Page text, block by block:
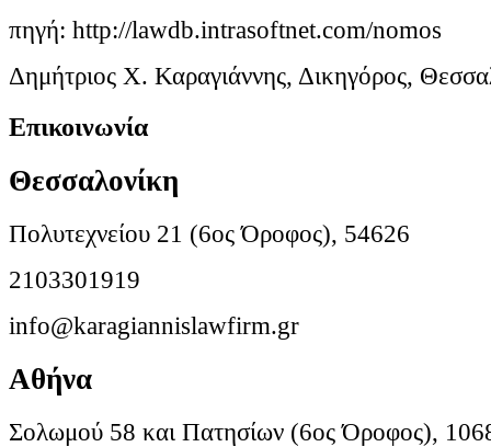
πηγή: http://lawdb.intrasoftnet.com/nomos
Δημήτριος Χ. Καραγιάννης, Δικηγόρος,
Επικοινωνία
Θεσσαλονίκη
Πολυτεχνείου 21 (6ος Όροφος), 54626
2103301919
info@karagiannislawfirm.gr
Αθήνα
Σολωμού 58 και Πατησίων (6ος Όροφος),